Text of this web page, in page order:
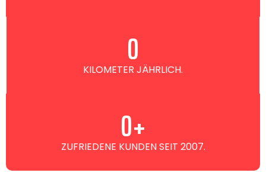
KILOMETER JÄHRLICH.
0
ZUFRIEDENE KUNDEN SEIT 2007.
0+